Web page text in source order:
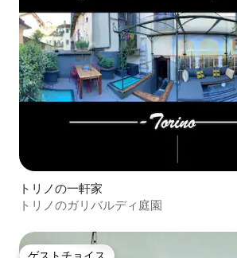
トリノの一軒家
トリノのガリバルディ庭園